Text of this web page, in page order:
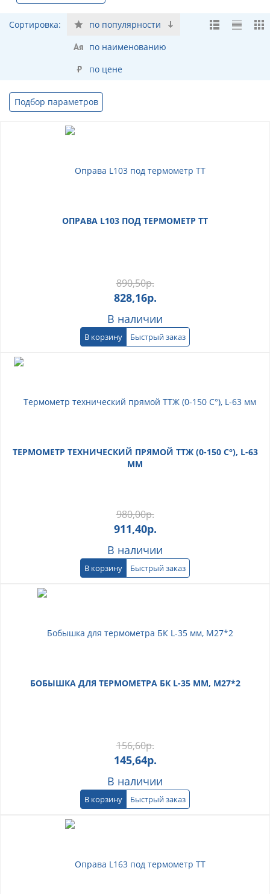
Сортировка:
по популярности
по наименованию
по цене
Подбор параметров
ОПРАВА L103 ПОД ТЕРМОМЕТР ТТ
890,50р.
828,16р.
В наличии
В корзину Быстрый заказ
ТЕРМОМЕТР ТЕХНИЧЕСКИЙ ПРЯМОЙ ТТЖ (0-150 С°), L-63
ММ
980,00р.
911,40р.
В наличии
В корзину Быстрый заказ
БОБЫШКА ДЛЯ ТЕРМОМЕТРА БК L-35 ММ, М27*2
156,60р.
145,64р.
В наличии
В корзину Быстрый заказ